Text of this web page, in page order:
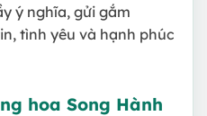
ý nghĩa, gửi gắm
tình yêu và hạnh phúc
hoa Song Hành